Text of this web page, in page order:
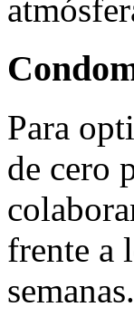
Para
de cero
frente a
semanas.